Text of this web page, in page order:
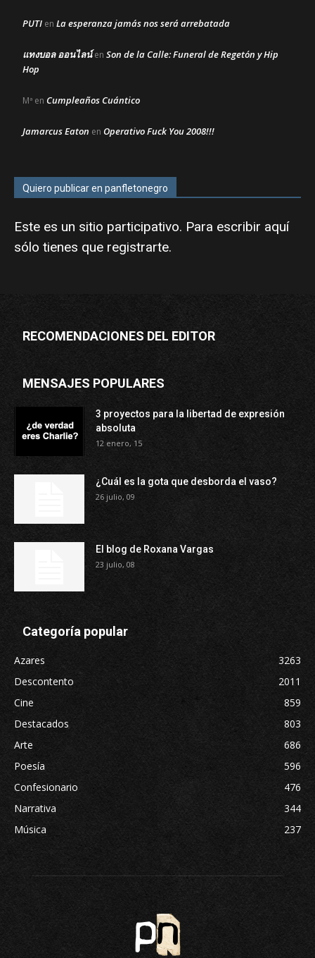
PUTI en La esperanza jamás nos será arrebatada
แทงบอล ออนไลน์en Son de la Calle: Funeral de Regetón y Hip
Hop
Mª en Cumpleaños Cuántico
Jamarcus Eaton en Operativo Fuck You 2008!!!
Quiero publicar en panfletonegro
Este es un sitio participativo. Para escribir aquí
sólo tienes que registrarte.
RECOMENDACIONES DEL EDITOR
MENSAJES POPULARES
3 proyectos para la libertad de expresión
absoluta
12 enero, 15
¿Cuál es la gota que desborda el vaso?
26 julio, 09
El blog de Roxana Vargas
23 julio, 08
Categoría popular
Azares
3263
Descontento
2011
Cine
859
Destacados
803
Arte
686
Poesía
596
Confesionario
476
Narrativa
344
Música
237